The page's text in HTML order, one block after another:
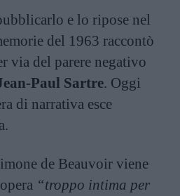
e lo ripose nel
del 1963 raccontò
via del parere negativo
Paul Sartre. Oggi
di narrativa esce
de Beauvoir viene
“troppo intima per